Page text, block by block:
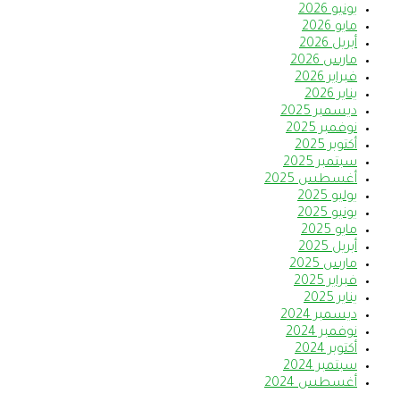
يونيو 2026
مايو 2026
أبريل 2026
مارس 2026
فبراير 2026
يناير 2026
ديسمبر 2025
نوفمبر 2025
أكتوبر 2025
سبتمبر 2025
أغسطس 2025
يوليو 2025
يونيو 2025
مايو 2025
أبريل 2025
مارس 2025
فبراير 2025
يناير 2025
ديسمبر 2024
نوفمبر 2024
أكتوبر 2024
سبتمبر 2024
أغسطس 2024